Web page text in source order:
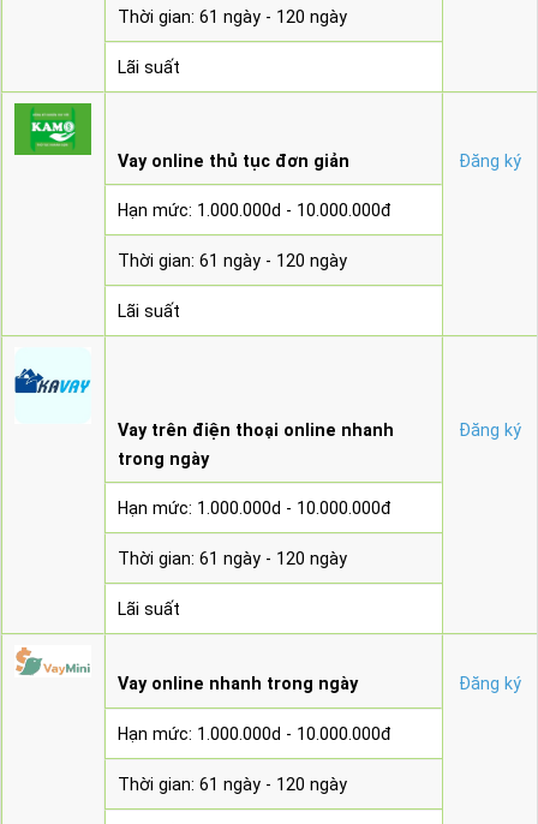
Thời gian: 61 ngày - 120 ngày
Lãi suất
Vay online thủ tục đơn giản Đăng ký
Hạn mức: 1.000.000d - 10.000.000đ
Thời gian: 61 ngày - 120 ngày
Lãi suất
Vay trên điện thoại online nhanh
trong ngày
Đăng ký
Hạn mức: 1.000.000d - 10.000.000đ
Thời gian: 61 ngày - 120 ngày
Lãi suất
Vay online nhanh trong ngày Đăng ký
Hạn mức: 1.000.000d - 10.000.000đ
Thời gian: 61 ngày - 120 ngày